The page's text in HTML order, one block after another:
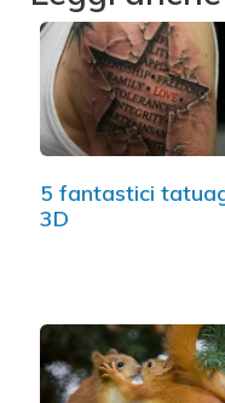
5 fantastici
3D